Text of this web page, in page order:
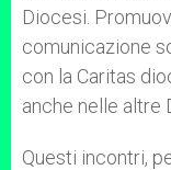
Diocesi.
comunicazione
con la Caritas
anche nelle altre
Questi incontri,